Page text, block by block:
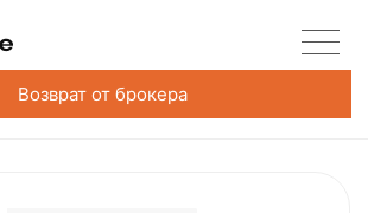
Возврат от брокера